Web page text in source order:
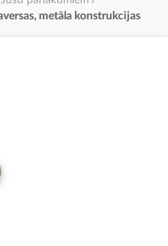
metāla konstrukcijas